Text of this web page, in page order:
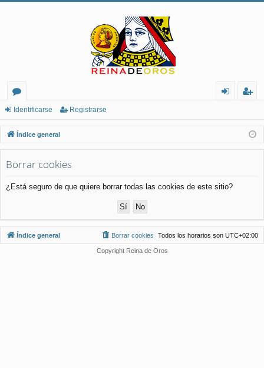
or
os
nt
ifi
rs
ist
ra
Identificarse Registrarse
Índice general
Borrar cookies
¿Está seguro de que quiere borrar todas las cookies de este sitio?
Índice general Todos los horarios son UTC+02:00
Borrar cookies
Copyright Reina de Oros